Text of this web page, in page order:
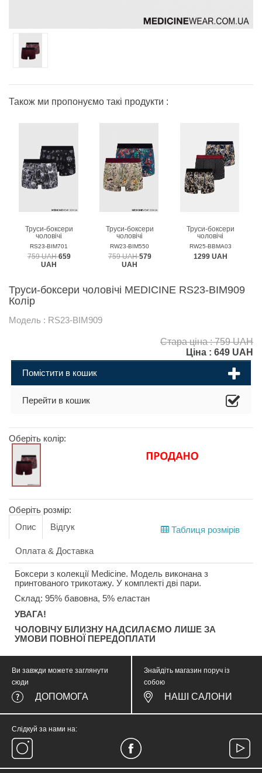
Також ми пропонуємо такі продукти :
Труси-боксери
чоловічі
MEDICINE
RS23-BIM701
759 UAH659
UAH
Труси-боксери
чоловічі
MEDICINE
RW23-BIM550
759 UAH579
UAH
Труси-боксери
чоловічі
MEDICINE
RW25-BBMA03
1299 UAH
Труси-боксери чоловічі MEDICINE RS23-BIM909
Колір
Модель : RS23-BIM909
Стара ціна : 759 UAH
Ціна : 649 UAH
Помістити в кошик
Перейти в кошик
Оберіть колір:
Оберіть розмір:
Таблиця розмірів
Опис Відгук
Оплата & Доставка
Боксери з колекції Medicine. Модель виконана з
принтованого трикотажу. У комплекті дві пари.
Склад: 95% бавовна, 5% еластан
УВАГА!
ЧОЛОВІЧУ БІЛИЗНУ НАДСИЛАЄМО ЛИШЕ ЗА
УМОВИ ПОВНОЇ ПЕРЕДОПЛАТИ
Ви завжди можете заглянути
сюди
ДОПОМОГА
Знайдіть магазин поруч із
собою
НАШІ САЛОНИ
Слідкуй за нами на: